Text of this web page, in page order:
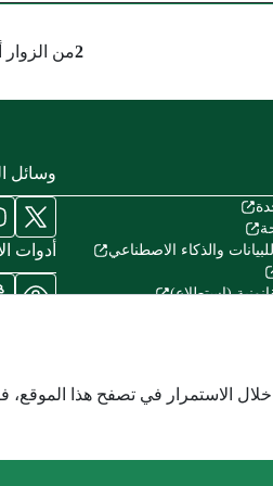
الاستمرار في تصفح هذا الموقع،
2من
والذكاء الاصطناعي
(استطلاع)
والمحفوظات
وسائل
أدوات